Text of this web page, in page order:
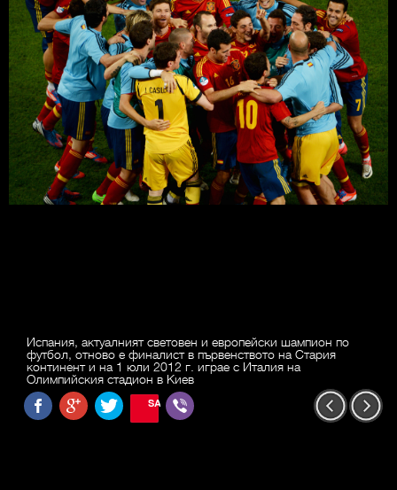
Испания, актуалният световен и европейски шампион по
футбол, отново е финалист в първенството на Стария
континент и на 1 юли 2012 г. играе с Италия на
Олимпийския стадион в Киев
SAVE